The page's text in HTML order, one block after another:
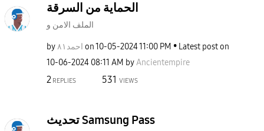
الحماية من السرقة
الملف الامن و
by احمد٨١ on‎10-05-202411:00 PM
Latest post on
‎10-06-2024 08:11 AM byAncientempire
2 REPLIES 531 VIEWS
تحديث Samsung Pass